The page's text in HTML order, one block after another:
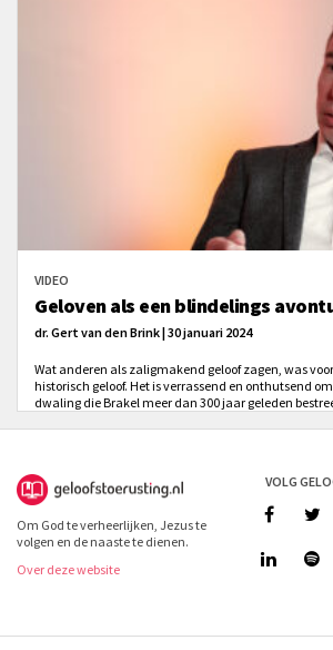
VIDEO
Geloven als een blindelings
dr. Gert van den Brink | 30 januari 2024
Wat anderen als zaligmakend geloof zagen, was
historisch geloof. Het is verrassend en onthutsend
dwaling die Brakel meer dan 300 jaar geleden
Om God te verheerlijken, Jezus te
volgen en de naaste te dienen.
Over deze website
VOLG